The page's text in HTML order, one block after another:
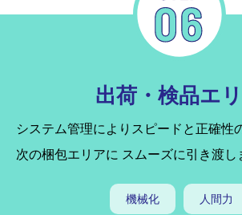
出荷・検品エ
システム管理によりスピードと正確性
次の梱包エリアに スムーズに引き渡し
機械化 人間力